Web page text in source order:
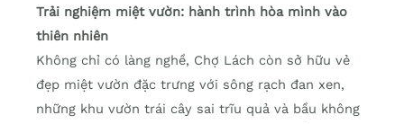
Trải nghiệm miệt vườn: hành trình hòa mình vào
thiên nhiên
Không chỉ có làng nghề, Chợ Lách còn sở hữu vẻ
đẹp miệt vườn đặc trưng với sông rạch đan xen,
những khu vườn trái cây sai trĩu quả và bầu không